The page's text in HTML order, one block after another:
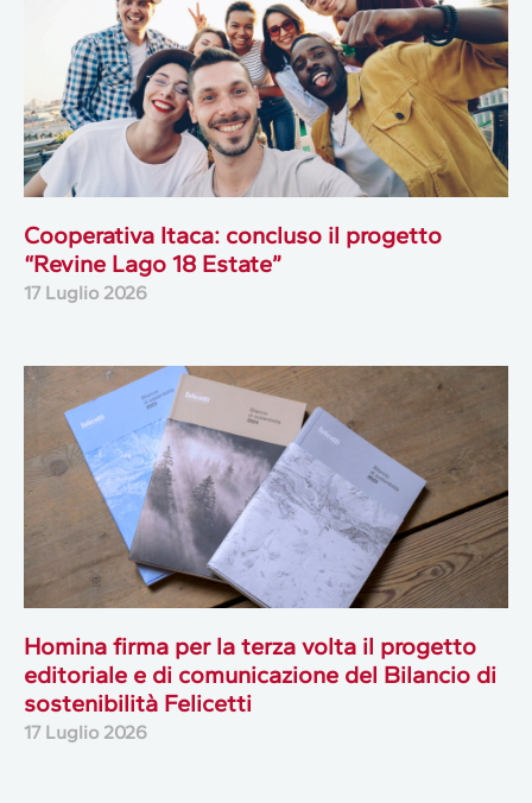
Cooperativa Itaca: concluso il progetto
“Revine Lago 18 Estate”
17 Luglio 2026
Homina firma per la terza volta il progetto
editoriale e di comunicazione del Bilancio di
sostenibilità Felicetti
17 Luglio 2026